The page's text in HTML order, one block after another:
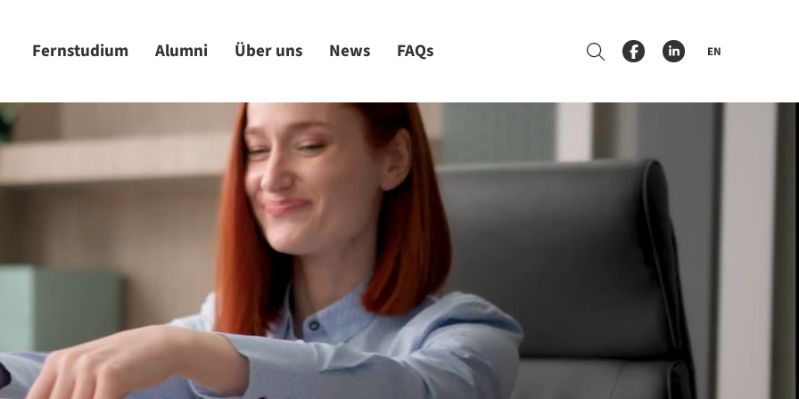
EN
Fernstudium Alumni Über uns News FAQs